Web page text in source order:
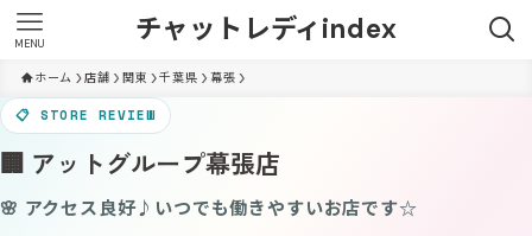
チャットレディindex
MENU
ホーム 店舗 関東 千葉県 幕張
📋 STORE REVIEW
🏢 アットグループ幕張店
🌸 アクセス良好♪いつでも働きやすいお店です☆